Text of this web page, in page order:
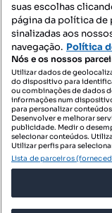
Contacte-nos
suas escolhas
página da política de
sinalizadas aos
navegação. Política
Nós e os nossos
Utilizar dados de
do dispositivo para
ou combinações de dados
informações num
para personalizar
Desenvolver e melhorar
publicidade. Medir o
selecionar conteúdos.
Utilizar perfis para
Lista de parceiros